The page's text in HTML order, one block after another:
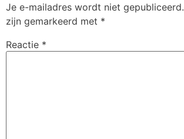
Je e-mailadres wordt niet gepubliceerd.
zijn gemarkeerd met *
Reactie *